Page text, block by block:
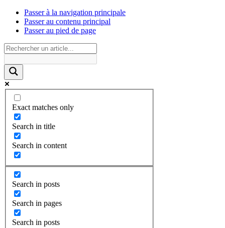
Passer à la navigation principale
Passer au contenu principal
Passer au pied de page
Exact matches only
Search in title
Search in content
Search in posts
Search in pages
Search in posts